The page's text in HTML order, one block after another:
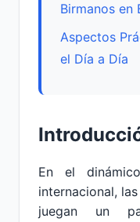
Birmanos en
Aspectos
el Día a Día
En el
internacional,
juegan un